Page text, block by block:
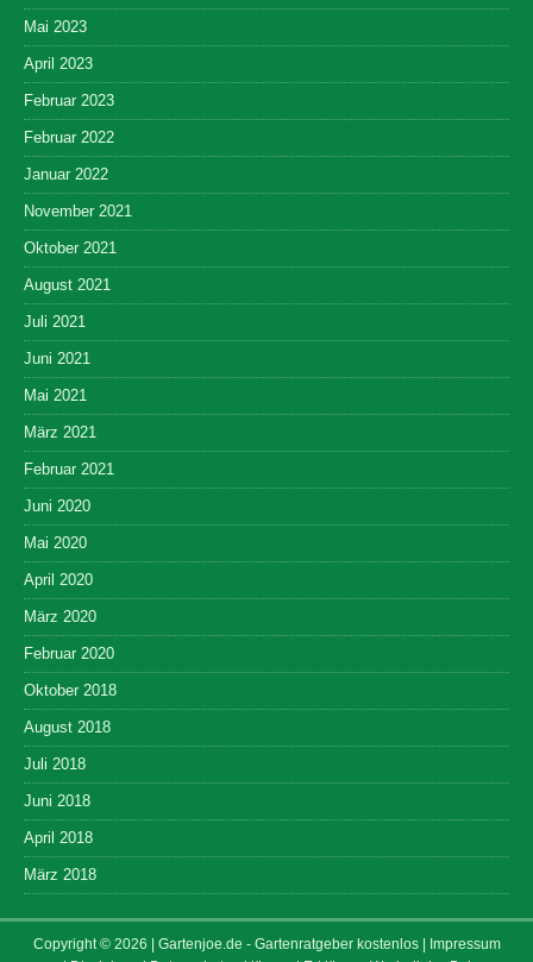
Mai 2023
April 2023
Februar 2023
Februar 2022
Januar 2022
November 2021
Oktober 2021
August 2021
Juli 2021
Juni 2021
Mai 2021
März 2021
Februar 2021
Juni 2020
Mai 2020
April 2020
März 2020
Februar 2020
Oktober 2018
August 2018
Juli 2018
Juni 2018
April 2018
März 2018
Copyright © 2026 | Gartenjoe.de - Gartenratgeber kostenlos| Impressum